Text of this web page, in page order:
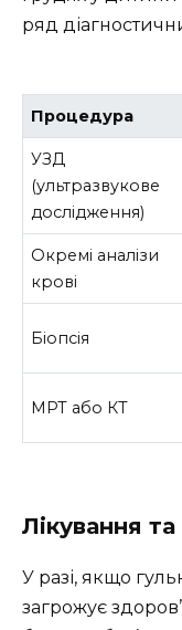
ряд
Процедура
УЗД
(ультразвукове
дослідження)
Окремі аналізи
крові
Біопсія
МРТ або КТ
Лікування
У разі, якщо
загрожує